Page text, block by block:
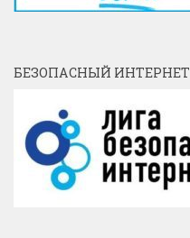
БЕЗОПАСНЫЙ ИНТЕРНЕТ